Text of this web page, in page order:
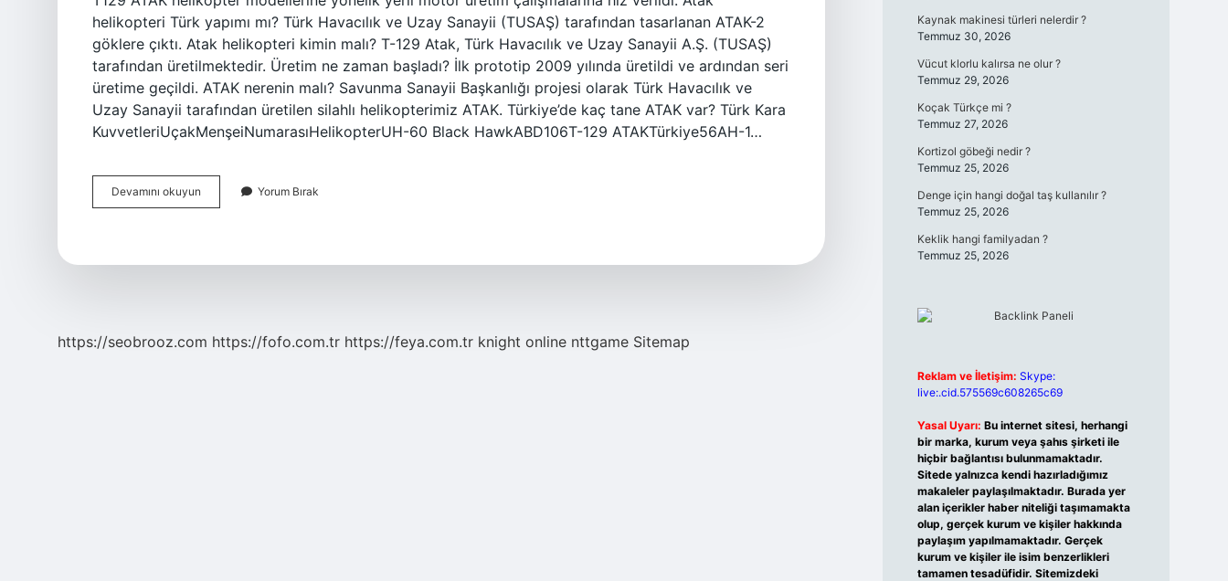
helikopteri Türk yapımı mı? Türk Havacılık ve Uzay Sanayii (TUSAŞ) tarafından tasarlanan ATAK-2
göklere çıktı. Atak helikopteri kimin malı? T-129 Atak, Türk Havacılık ve Uzay Sanayii A.Ş. (TUSAŞ)
tarafından üretilmektedir. Üretim ne zaman başladı? İlk prototip 2009 yılında üretildi ve ardından seri
üretime geçildi. ATAK nerenin malı? Savunma Sanayii Başkanlığı projesi olarak Türk Havacılık ve
Uzay Sanayii tarafından üretilen silahlı helikopterimiz ATAK. Türkiye’de kaç tane ATAK var? Türk Kara
KuvvetleriUçakMenşeiNumarasıHelikopterUH-60 Black HawkABD106T-129 ATAKTürkiye56AH-1…
Devamını okuyun
Ne
Yorum Bırak
https://seobrooz.com https://fofo.com.tr https://feya.com.tr knight online nttgame Sitemap
Kaynak makinesi türleri nelerdir ?
Temmuz 30, 2026
Vücut klorlu kalırsa ne olur ?
Temmuz 29, 2026
Koçak Türkçe mi ?
Temmuz 27, 2026
Kortizol göbeği nedir ?
Temmuz 25, 2026
Denge için hangi doğal taş kullanılır ?
Temmuz 25, 2026
Keklik hangi familyadan ?
Temmuz 25, 2026
Reklam ve İletişim: Skype:
live:.cid.575569c608265c69
Yasal Uyarı: Bu internet sitesi, herhangi
bir marka, kurum veya şahıs şirketi ile
hiçbir bağlantısı bulunmamaktadır.
Sitede yalnızca kendi hazırladığımız
makaleler paylaşılmaktadır. Burada yer
alan içerikler haber niteliği taşımamakta
olup, gerçek kurum ve kişiler hakkında
paylaşım yapılmamaktadır. Gerçek
kurum ve kişiler ile isim benzerlikleri
tamamen tesadüfidir. Sitemizdeki